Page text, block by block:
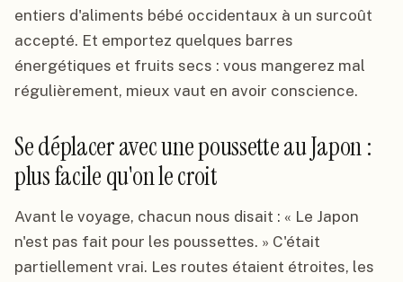
entiers d'aliments bébé occidentaux à un surcoût
accepté. Et emportez quelques barres
énergétiques et fruits secs : vous mangerez mal
régulièrement, mieux vaut en avoir conscience.
Se déplacer avec une poussette au Japon :
plus facile qu'on le croit
Avant le voyage, chacun nous disait : « Le Japon
n'est pas fait pour les poussettes. » C'était
partiellement vrai. Les routes étaient étroites, les